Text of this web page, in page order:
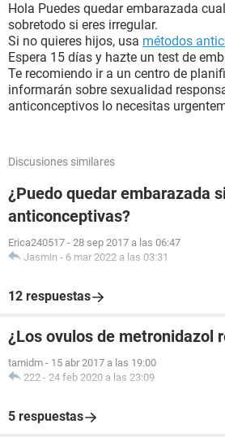
Hola Puedes quedar embarazada
sobretodo si eres irregular.
Si no quieres hijos, usa métodos
Espera 15 días y hazte un test de
Te recomiendo ir a un centro de
informarán sobre sexualidad
anticonceptivos lo necesitas
Discusiones similares
¿Puedo quedar embarazada
anticonceptivas?
Erica240517 - 28 sep 2017 a las 06:47
Jasmin - 6 mar 2022 a las 03:31
12 respuestas
¿Los ovulos de metronidazol
tamidm - 15 abr 2017 a las 19:00
222 - 24 feb 2020 a las 23:09
5 respuestas